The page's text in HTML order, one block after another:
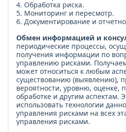
4. Обработка риска.
5. Мониторинг и пересмотр.
6. Документирование и
Обмен информацией и
периодические процессы,
получения информации по
управлению рисками.
может относиться к любым
существованию (выявлению),
вероятности, уровню, оценке,
обработке и другим аспектам.
использовать технологии
управления рисками на всех
управления рисками.